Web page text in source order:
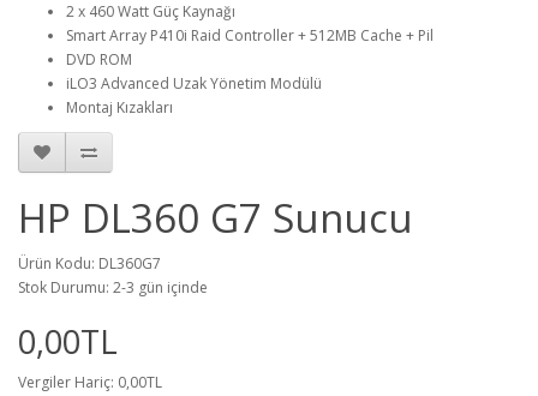
2 x 460 Watt Güç Kaynağı
Smart Array P410i Raid Controller + 512MB Cache + Pil
DVD ROM
iLO3 Advanced Uzak Yönetim Modülü
Montaj Kızakları
HP DL360 G7 Sunucu
Ürün Kodu: DL360G7
Stok Durumu: 2-3 gün içinde
0,00TL
Vergiler Hariç: 0,00TL